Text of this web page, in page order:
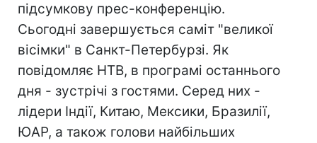
підсумкову прес-конференцію.
Сьогодні завершується саміт "великої
вісімки" в Санкт-Петербурзі. Як
повідомляє НТВ, в програмі останнього
дня - зустрічі з гостями. Серед них -
лідери Індії, Китаю, Мексики, Бразилії,
ЮАР, а також голови найбільших